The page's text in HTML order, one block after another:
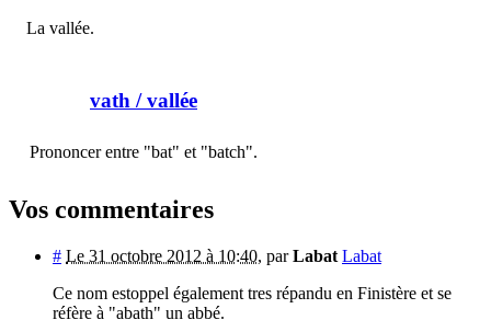
La vallée.
vath / vallée
Prononcer entre "bat" et "batch".
Vos commentaires
# Le 31 octobre 2012 à 10:40, parLabat Labat
Ce nom estoppel également tres répandu en Finistère et se
réfère à "abath" un abbé.